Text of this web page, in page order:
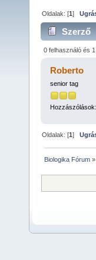
Oldalak: [1]
Szerző
0 felhasználó és
Roberto
senior tag
Oldalak: [1]
Biologika Fórum »